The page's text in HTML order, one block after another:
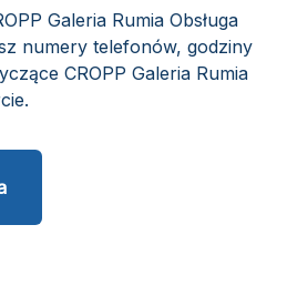
Galeria Rumia Obsługa
numery telefonów, godziny
CROPP Galeria Rumia